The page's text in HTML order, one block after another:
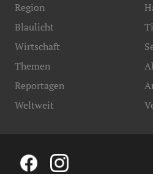
Region
Blaulicht
Wirtschaft
Themen
Reportagen
Weltweit